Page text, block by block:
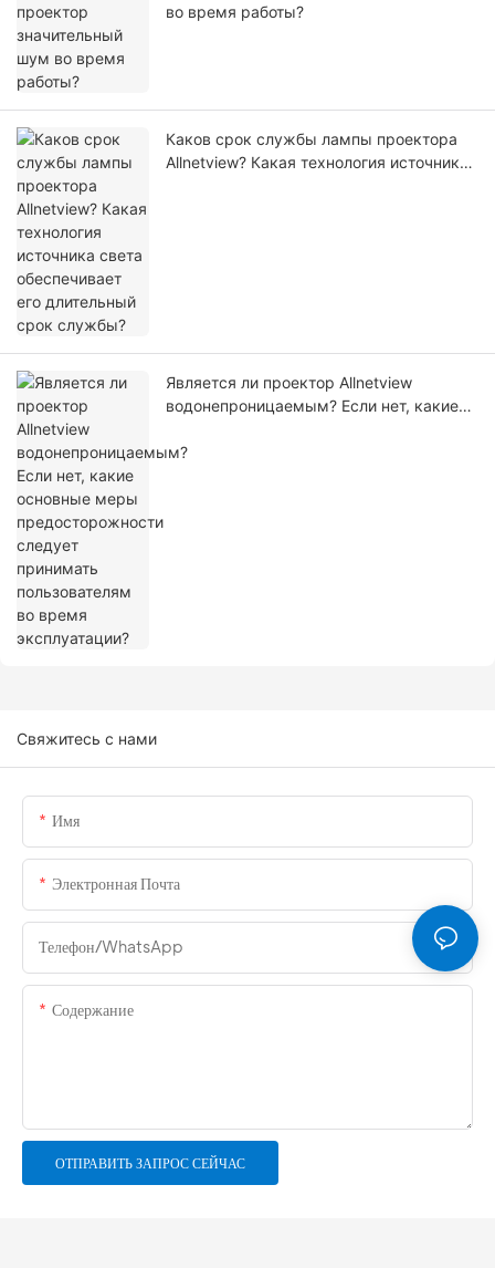
во время работы?
Каков срок службы лампы проектора
Allnetview? Какая технология источника
Является ли проектор Allnetview
водонепроницаемым? Если нет, какие
следует принимать пользователям во
Свяжитесь с нами
Имя
Электронная Почта
Телефон/WhatsApp
Содержание
ОТПРАВИТЬ ЗАПРОС СЕЙЧАС